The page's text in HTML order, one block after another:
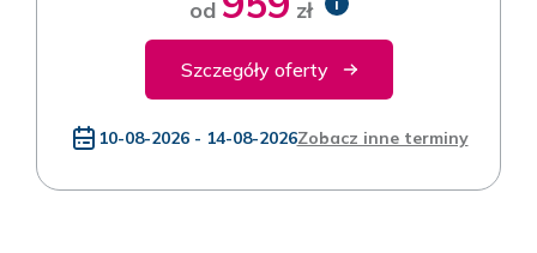
od zł
Szczegóły oferty
10-08-2026 - 14-08-2026Zobacz inne terminy